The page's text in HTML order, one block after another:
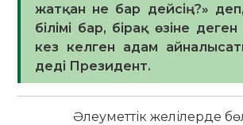
жатқан не бар дейсің?»
білімі бар, бірақ өзіне
кез келген адам
деді Президент.
Әлеуметтік желілерде